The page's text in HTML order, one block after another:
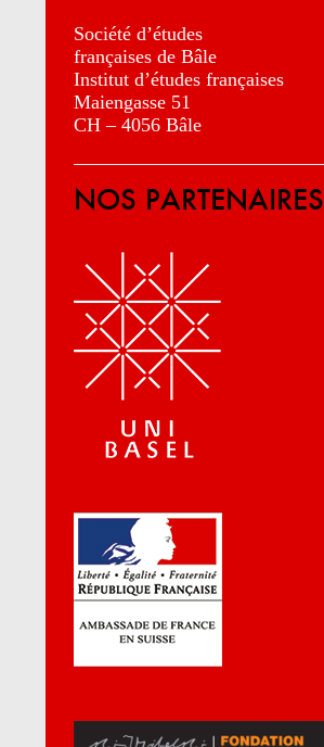
Société d’études
françaises de Bâle
Institut d’études françaises
Maiengasse 51
CH – 4056 Bâle
NOS PARTENAIRES